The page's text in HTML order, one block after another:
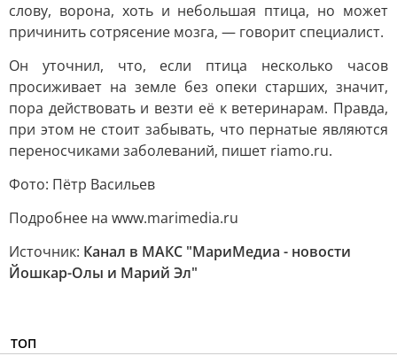
слову, ворона, хоть и небольшая птица, но может
причинить сотрясение мозга, — говорит специалист.
Он уточнил, что, если птица несколько часов
просиживает на земле без опеки старших, значит,
пора действовать и везти её к ветеринарам. Правда,
при этом не стоит забывать, что пернатые являются
переносчиками заболеваний, пишет riamo.ru.
Фото: Пётр Васильев
Подробнее на www.marimedia.ru
Источник: Канал в МАКС "МариМедиа - новости
Йошкар-Олы и Марий Эл"
ТОП